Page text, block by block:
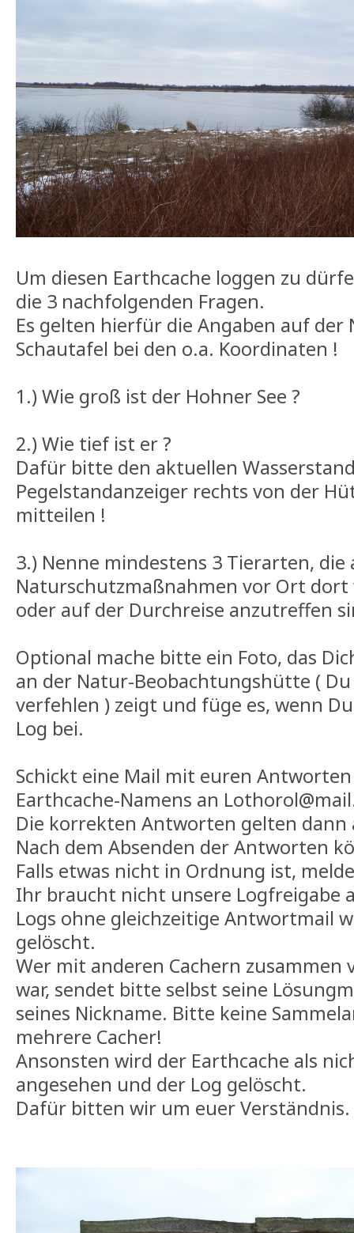
Um diesen Earthcache loggen zu
die 3 nachfolgenden Fragen.
Es gelten hierfür die Angaben auf der
Schautafel bei den o.a. Koordinaten !
1.) Wie groß ist der Hohner See ?
2.) Wie tief ist er ?
Dafür bitte den aktuellen
Pegelstandanzeiger rechts von der
mitteilen !
3.) Nenne mindestens 3 Tierarten,
Naturschutzmaßnahmen vor Ort dort
oder auf der Durchreise anzutreffen
Optional mache bitte ein Foto, das
an der Natur-Beobachtungshütte (
verfehlen ) zeigt und füge es, wenn
Log bei.
Schickt eine Mail mit euren
Earthcache-Namens an
Die korrekten Antworten gelten dann
Nach dem Absenden der Antworten
Falls etwas nicht in Ordnung ist,
Ihr braucht nicht unsere Logfreigabe
Logs ohne gleichzeitige Antwortmail
gelöscht.
Wer mit anderen Cachern zusammen
war, sendet bitte selbst seine
seines Nickname. Bitte keine
mehrere Cacher!
Ansonsten wird der Earthcache als
angesehen und der Log gelöscht.
Dafür bitten wir um euer Verständnis.